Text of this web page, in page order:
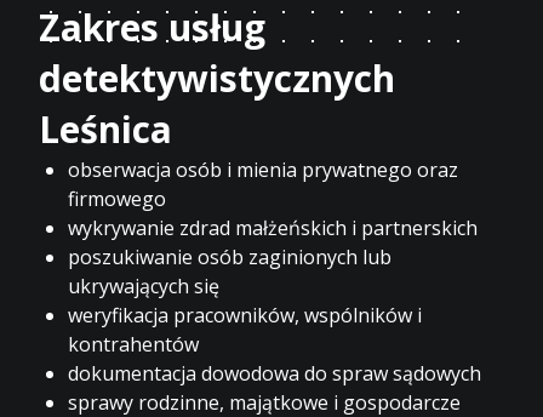
Zakres usług
detektywistycznych
Leśnica
obserwacja osób i mienia prywatnego oraz
firmowego
wykrywanie zdrad małżeńskich i partnerskich
poszukiwanie osób zaginionych lub
ukrywających się
weryfikacja pracowników, wspólników i
kontrahentów
dokumentacja dowodowa do spraw sądowych
sprawy rodzinne, majątkowe i gospodarcze